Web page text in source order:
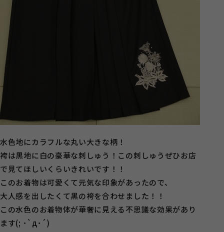
水色地にカラフルな丸い大きな柄！
袴は黒地に白の豪華な刺しゅう！この刺しゅうぜひお店
で見てほしいくらいきれいです！！
このお着物は可愛くて元気な印象があったので、
大人感を出したくて黒の袴を合わせました！！
この水色のお着物体が華奢に見える不思議な効果があり
ます(; ･`д･´)